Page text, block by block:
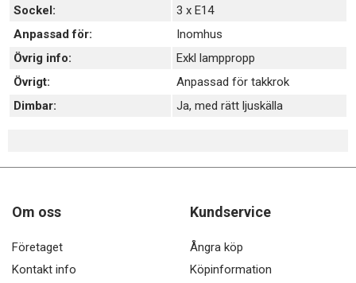
Sockel:
3 x E14
Anpassad för:
Inomhus
Övrig info:
Exkl lamppropp
Övrigt:
Anpassad för takkrok
Dimbar:
Ja, med rätt ljuskälla
Om oss
Företaget
Kontakt info
Kundservice
Ångra köp
Köpinformation